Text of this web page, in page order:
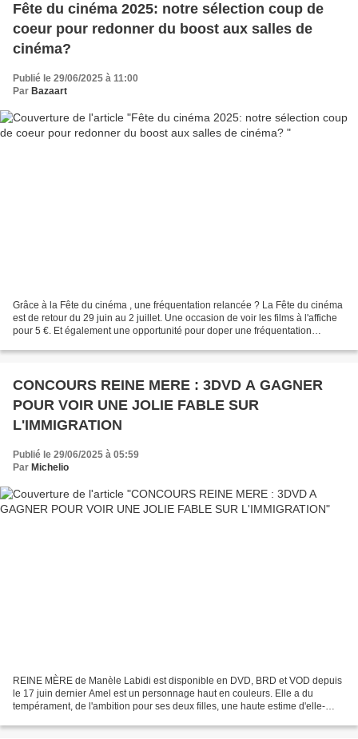
Fête du cinéma 2025: notre sélection coup de
coeur pour redonner du boost aux salles de
cinéma?
Publié le 29/06/2025 à 11:00
Par Bazaart
Grâce à la Fête du cinéma , une fréquentation relancée ? La Fête du cinéma
est de retour du 29 juin au 2 juillet. Une occasion de voir les films à l'affiche
pour 5 €. Et également une opportunité pour doper une fréquentation
CONCOURS REINE MERE : 3DVD A GAGNER
POUR VOIR UNE JOLIE FABLE SUR
L'IMMIGRATION
Publié le 29/06/2025 à 05:59
Par Michelio
REINE MÈRE de Manèle Labidi est disponible en DVD, BRD et VOD depuis
le 17 juin dernier Amel est un personnage haut en couleurs. Elle a du
tempérament, de l'ambition pour ses deux filles, une haute estime d'elle-